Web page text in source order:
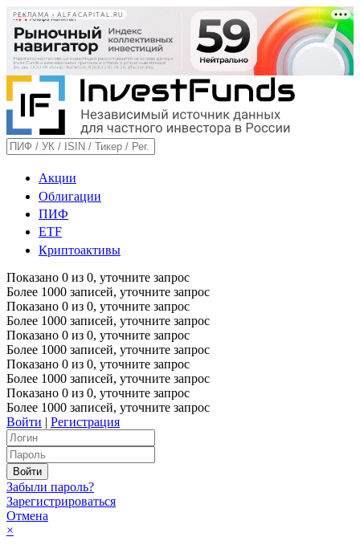
РЕКЛАМА • ALFACAPITAL.RU
Акции
Облигации
ПИФ
ETF
Криптоактивы
Показано 0 из 0, уточните запрос
Более 1000 записей, уточните запрос
Показано 0 из 0, уточните запрос
Более 1000 записей, уточните запрос
Показано 0 из 0, уточните запрос
Более 1000 записей, уточните запрос
Показано 0 из 0, уточните запрос
Более 1000 записей, уточните запрос
Показано 0 из 0, уточните запрос
Более 1000 записей, уточните запрос
Войти | Регистрация
Забыли пароль?
Зарегистрироваться
Отмена
×